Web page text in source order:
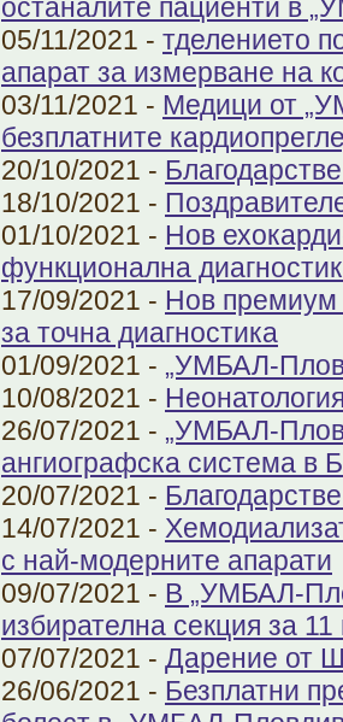
останалите пациенти в
05/11/2021 - тделението
апарат за измерване на
03/11/2021 - Медици от
безплатните
20/10/2021 -
18/10/2021 -
01/10/2021 - Нов
функционална
17/09/2021 - Нов премиум
за точна диагностика
01/09/2021 - „УМБАЛ-
10/08/2021 -
26/07/2021 - „УМБАЛ-
ангиографска система в
20/07/2021 -
14/07/2021 -
с най-модерните апарати
09/07/2021 - В „УМБАЛ-
избирателна секция за 11
07/07/2021 - Дарение от
26/06/2021 - Безплатни